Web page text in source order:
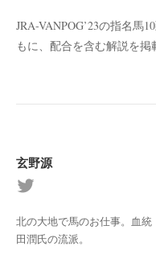
JRA-VANPOG’23の指名馬
もに、配合を含む解説を掲
玄野源
北の大地で馬のお仕事。血
田潤氏の流派。